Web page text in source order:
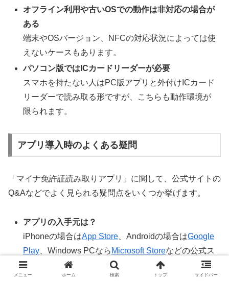
オフライン利用や古いOSでの動作は非対応の場合が
ある
端末やOSバージョン、NFCの対応状況によっては使
えないケースもあります。
パソコン版ではICカードリーダーが必要
スマホを持たない人はPC版アプリと外付けICカード
リーダーで読み取る形ですが、こちらも動作環境が
限られます。
アプリ導入時のよくある疑問
「マイナ免許証読み取りアプリ」に関して、公式サイトの
Q&Aなどでよく見られる疑問点をいくつか挙げます。
アプリの入手元は？
iPhoneの場合はApp Store 、Androidの場合はGoogle
Play 、Windows PCなら Microsoft Storeなどの公式ス
トアからダウンロードする形になります。
メニュー ホーム 検索 トップ サイドバー